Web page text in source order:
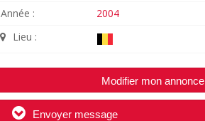
Année :
2004
Lieu :
Modifier mon annonce
Envoyer message